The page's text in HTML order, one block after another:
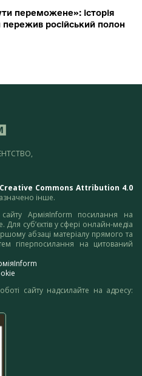
переможене»: історія
пережив російський полон
Creative Commons Attribution 4.0
інше.
АрміяInform посилання на
Для суб’єктів у сфері онлайн-медіа
абзаці матеріалу прямого та
гіперпосилання на цитований
сайту надсилайте на адресу: